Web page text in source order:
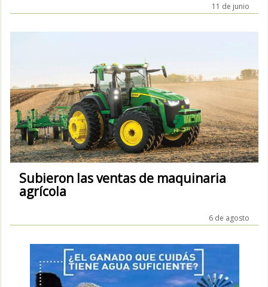
11 de junio
Subieron las ventas de maquinaria
agrícola
6 de agosto